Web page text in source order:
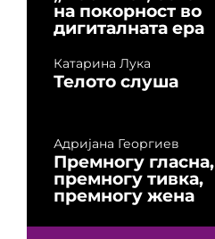
на покорност во
дигиталната ера
Катарина Лука
Телото слуша
Адријана Георгиев
Премногу гласна,
премногу тивка,
премногу жена